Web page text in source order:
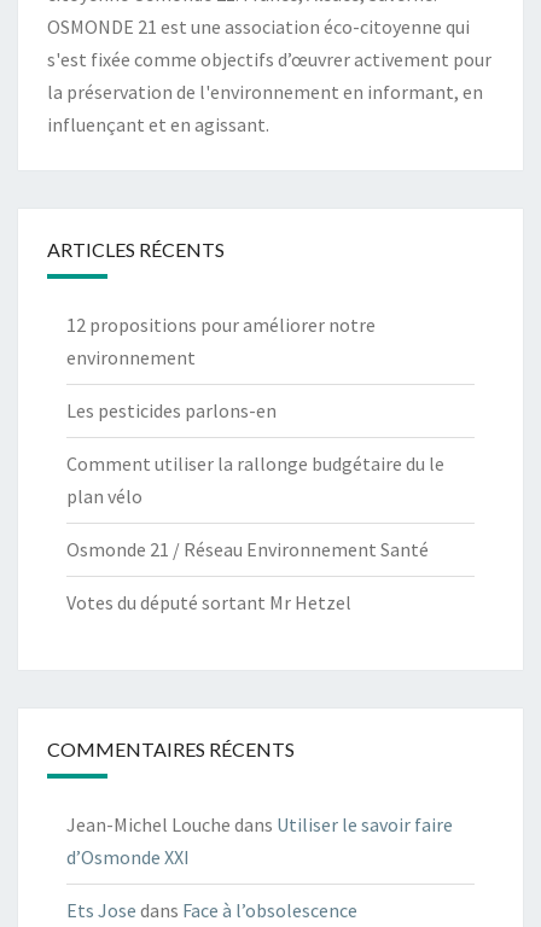
OSMONDE 21 est une association éco-citoyenne qui
s'est fixée comme objectifs d’œuvrer activement pour
la préservation de l'environnement en informant, en
influençant et en agissant.
ARTICLES RÉCENTS
12 propositions pour améliorer notre
environnement
Les pesticides parlons-en
Comment utiliser la rallonge budgétaire du le
plan vélo
Osmonde 21 / Réseau Environnement Santé
Votes du député sortant Mr Hetzel
COMMENTAIRES RÉCENTS
Jean-Michel Louche dans Utiliser le savoir faire
d’Osmonde XXI
Ets Jose dans Face à l’obsolescence